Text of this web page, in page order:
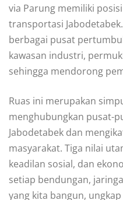
via Parung memiliki
transportasi
berbagai pusat
kawasan industri,
sehingga mendorong
Ruas ini merupakan
menghubungkan pusat-
Jabodetabek dan
masyarakat. Tiga nilai
keadilan sosial, dan
setiap bendungan,
yang kita bangun,